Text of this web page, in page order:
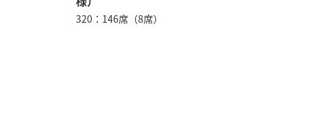
320：146席（8席）